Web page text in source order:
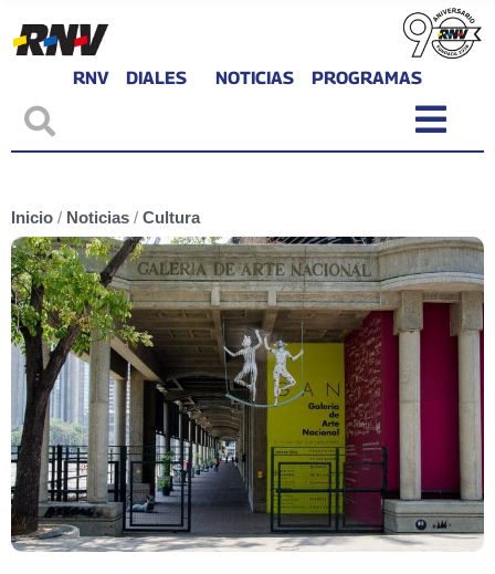
RNV DIALES NOTICIAS PROGRAMAS
Inicio / Noticias / Cultura